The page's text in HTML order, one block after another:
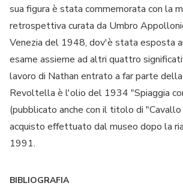
sua figura è stata commemorata con la
retrospettiva curata da Umbro
Venezia del 1948, dov'è stata esposta
esame assieme ad altri quattro
lavoro di Nathan entrato a far parte
Revoltella è l'olio del 1934 "Spiaggia
(pubblicato anche con il titolo di "Cavallo
acquisto effettuato dal museo dopo la
1991.
BIBLIOGRAFIA